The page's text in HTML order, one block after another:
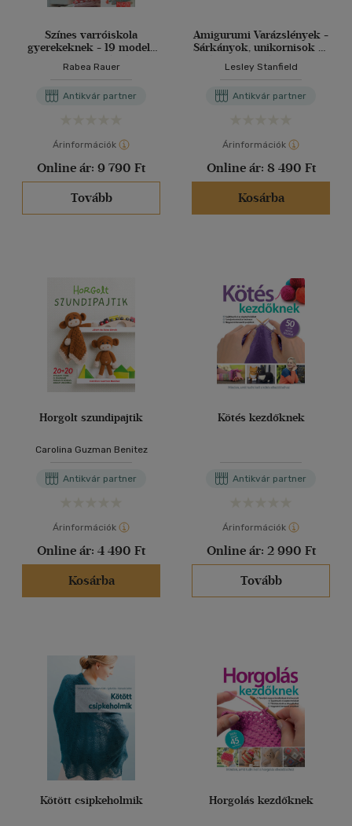
Színes varróiskola
gyerekeknek - 19 modell,
gyakorlófeladatok
Rabea Rauer
Antikvár partner
Árinformációk
Online ár: 9 790 Ft
Tovább
Amigurumi Varázslények -
Sárkányok, unikornisok és
még sokan mások... + 100
kötött és horgolt virág (2
Lesley Stanfield
Antikvár partner
Árinformációk
Online ár: 8 490 Ft
Kosárba
Horgolt szundipajtik
Carolina Guzman Benitez
Antikvár partner
Árinformációk
Online ár: 4 490 Ft
Kosárba
Kötés kezdőknek
Antikvár partner
Árinformációk
Online ár: 2 990 Ft
Tovább
Kötött csipkeholmik Horgolás kezdőknek